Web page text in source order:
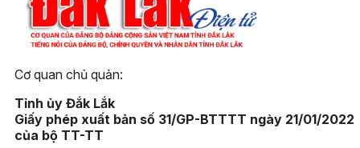
Cơ quan chủ quản:
Tỉnh ủy Đắk Lắk
Giấy phép xuất bản số 31/GP-BTTTT ngày 21/01/2022
của bộ TT-TT